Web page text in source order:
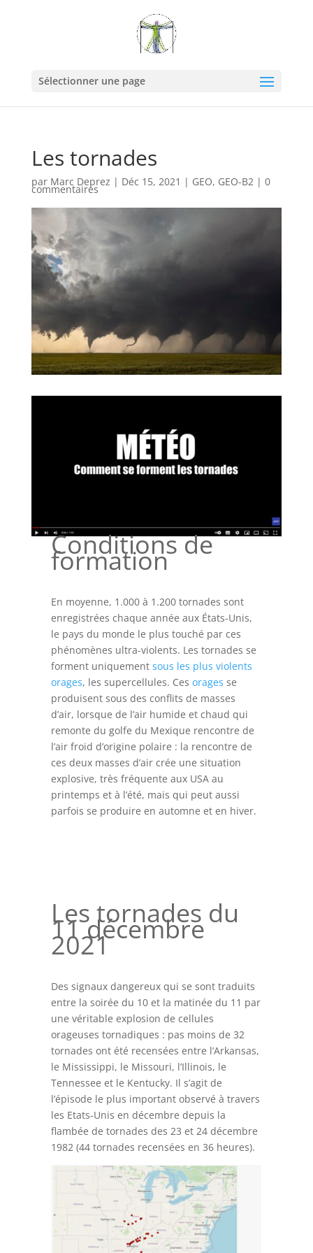
Sélectionner une page
Les tornades
par Marc Deprez | Déc 15, 2021 | GEO, GEO-B2| 0
commentaires
Conditions de
formation
En moyenne, 1.000 à 1.200 tornades sont
enregistrées chaque année aux États-Unis,
le pays du monde le plus touché par ces
phénomènes ultra-violents. Les tornades se
forment uniquementsous les plus violents
orages, les supercellules. Cesorages se
produisent sous des conflits de masses
d’air, lorsque de l’air humide et chaud qui
remonte du golfe du Mexique rencontre de
l’air froid d’origine polaire : la rencontre de
ces deux masses d’air crée une situation
explosive, très fréquente aux USA au
printemps et à l’été, mais qui peut aussi
parfois se produire en automne et en hiver.
Les tornades du
11 décembre
2021
Des signaux dangereux qui se sont traduits
entre la soirée du 10 et la matinée du 11 par
une véritable explosion de cellules
orageuses tornadiques : pas moins de 32
tornades ont été recensées entre l’Arkansas,
le Mississippi, le Missouri, l’Illinois, le
Tennessee et le Kentucky. Il s’agit de
l’épisode le plus important observé à travers
les Etats-Unis en décembre depuis la
flambée de tornades des 23 et 24 décembre
1982 (44 tornades recensées en 36 heures).